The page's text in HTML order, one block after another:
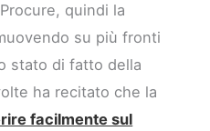
quindi la
su più fronti
stato di fatto della
ha recitato che la
facilmente sul